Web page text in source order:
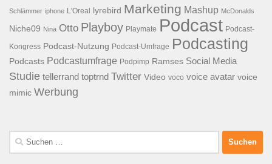
Schlämmer iphone L'Oreal lyrebird Marketing Mashup McDonalds
Niche09 Nina Otto Playboy Playmate Podcast Podcast-
Kongress Podcast-Nutzung Podcast-Umfrage Podcasting
Podcasts Podcastumfrage Podpimp Ramses Social Media
Studie tellerrand toptrnd Twitter Video voco voice avatar voice
mimic Werbung
Suchen
nach: